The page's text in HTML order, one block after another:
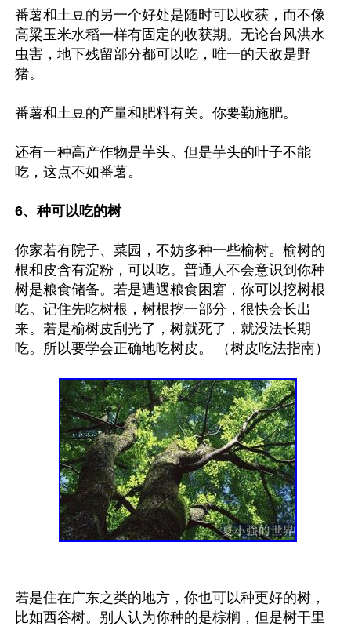
番薯和土豆的另一个好处是随时可以收获，而不像
高粱玉米水稻一样有固定的收获期。无论台风洪水
虫害，地下残留部分都可以吃，唯一的天敌是野
猪。
番薯和土豆的产量和肥料有关。你要勤施肥。
还有一种高产作物是芋头。但是芋头的叶子不能
吃，这点不如番薯。
6、种可以吃的树
你家若有院子、菜园，不妨多种一些榆树。榆树的
根和皮含有淀粉，可以吃。普通人不会意识到你种
树是粮食储备。若是遭遇粮食困窘，你可以挖树根
吃。记住先吃树根，树根挖一部分，很快会长出
来。若是榆树皮刮光了，树就死了，就没法长期
吃。所以要学会正确地吃树皮。 （树皮吃法指南）
若是住在广东之类的地方，你也可以种更好的树，
比如西谷树。别人认为你种的是棕榈，但是树干里